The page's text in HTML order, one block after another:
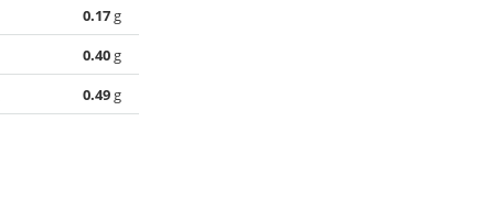
0.17g
0.40g
0.49g